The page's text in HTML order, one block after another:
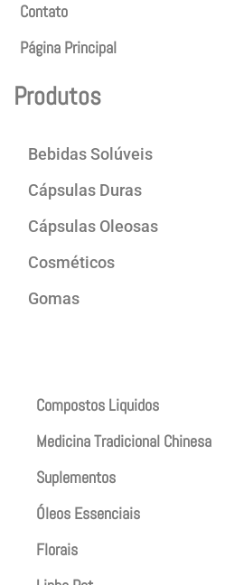
Contato
Página Principal
Produtos
Bebidas Solúveis
Cápsulas Duras
Cápsulas Oleosas
Cosméticos
Gomas
Compostos Liquidos
Medicina Tradicional Chinesa
Suplementos
Óleos Essenciais
Florais